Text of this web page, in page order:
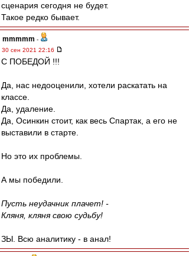
сценария сегодня не будет.
Такое редко бывает.
mmmmm -
30 сен 2021 22:16
С ПОБЕДОЙ !!!
Да, нас недооценили, хотели раскатать на
классе.
Да, удаление.
Да, Осинкин стоит, как весь Спартак, а его не
выставили в старте.
Но это их проблемы.
А мы победили.
Пусть неудачник плачет! -
Кляня, кляня свою судьбу!
ЗЫ. Всю аналитику - в анал!